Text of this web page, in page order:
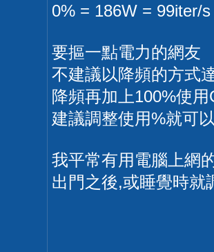
0% = 186W = 99iter/
要摳一點電力的網友
不建議以降頻的方式
降頻再加上100%使
建議調整使用%就可
我平常有用電腦上網
出門之後,或睡覺時就